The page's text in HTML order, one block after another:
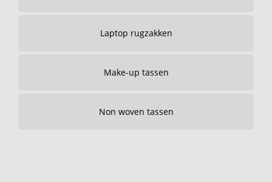
Laptop rugzakken
Make-up tassen
Non woven tassen